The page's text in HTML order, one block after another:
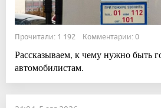
Прочитали: 1 192 Комментарии: 0
Рассказываем, к чему нужно быть
автомобилистам.